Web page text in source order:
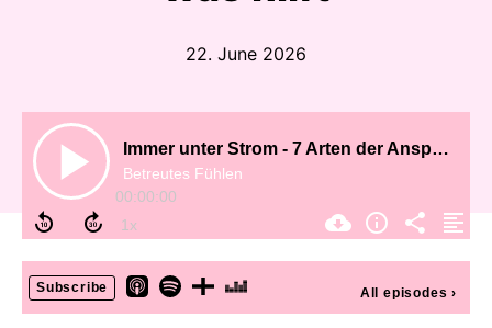
22. June 2026
Immer unter Strom - 7 Arten der Anspannung und was hilft
Betreutes Fühlen
00:00:00
Subscribe All episodes ›